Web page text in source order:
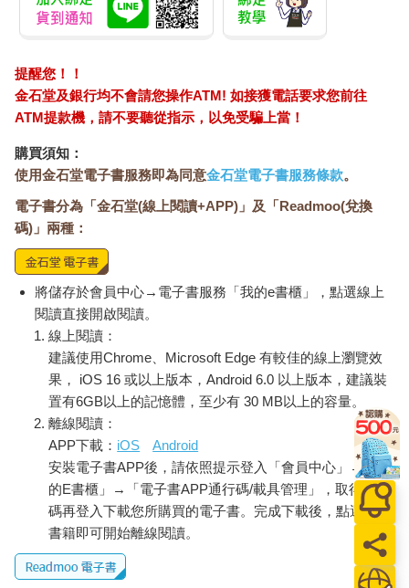
提醒您！！
金石堂及銀行均不會請您操作ATM! 如接獲電話要求您前往
ATM提款機，請不要聽從指示，以免受騙上當！
購買須知：
使用金石堂電子書服務即為同意金石堂電子書服務條款。
電子書分為「金石堂(線上閱讀+APP)」及「Readmoo(兌換
碼)」兩種：
將儲存於會員中心→電子書服務「我的e書櫃」，點選線上
閱讀直接開啟閱讀。
線上閱讀：
建議使用Chrome、Microsoft Edge 有較佳的線上瀏覽效
果， iOS 16 或以上版本，Android 6.0 以上版本，建議裝
置有6GB以上的記憶體，至少有 30 MB以上的容量。
離線閱讀：
APP下載： iOS
Android
安裝電子書APP後，請依照提示登入「會員中心」→「我
的E書櫃」→「電子書APP通行碼/載具管理」，取得通行
碼再登入下載您所購買的電子書。完成下載後，點選任一
書籍即可開始離線閱讀。